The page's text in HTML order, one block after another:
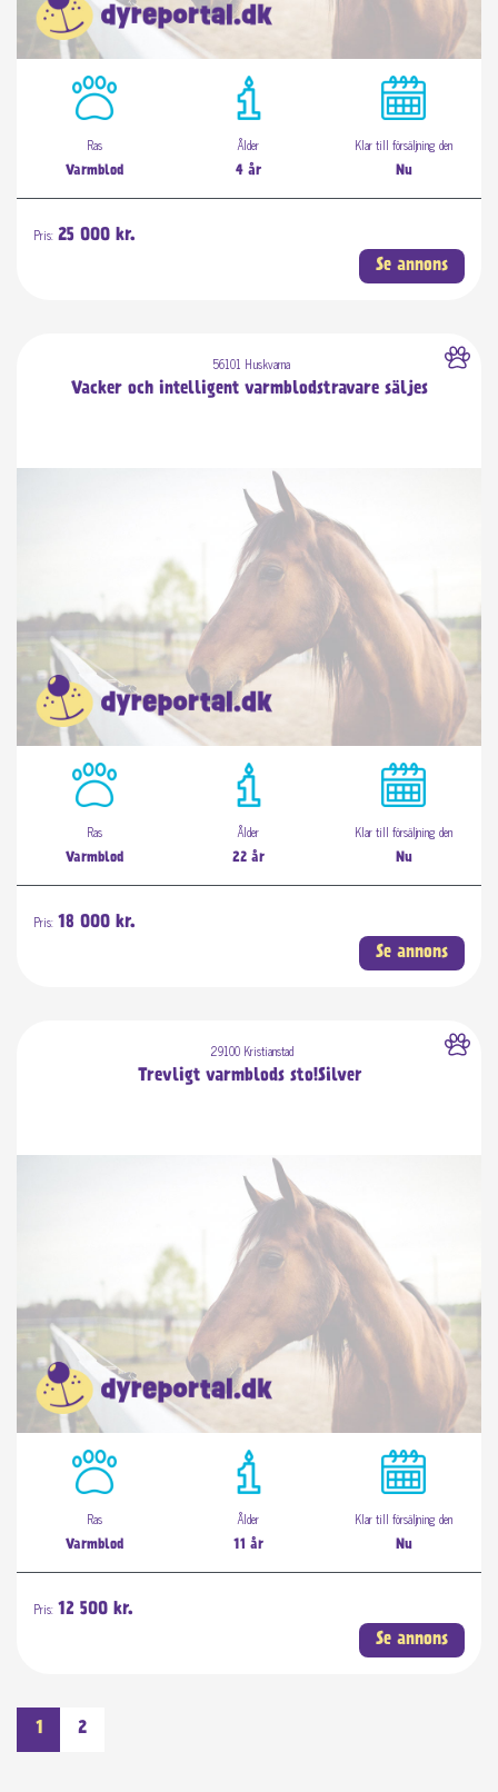
Ras
Varmblod
Ålder
4 år
Klar till försäljning den
Nu
Pris: 25 000 kr.
Se annons
56101 Huskvarna
Vacker och intelligent varmblodstravare säljes
Ras
Varmblod
Ålder
22 år
Klar till försäljning den
Nu
Pris: 18 000 kr.
Se annons
29100 Kristianstad
Trevligt varmblods sto!Silver
Ras
Varmblod
Ålder
11 år
Klar till försäljning den
Nu
Pris: 12 500 kr.
Se annons
1 2